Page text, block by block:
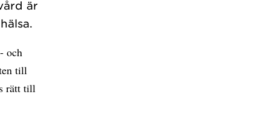
är
och
till
rätt till